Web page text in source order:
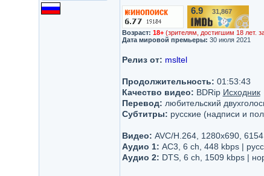
6.9/10 31,867
Возраст: 18+ (зрителям, достигшим 18 лет.
Дата мировой премьеры: 30 июля 2021
Релиз от: msltel
Продолжительность: 01:53:43
Качество видео: BDRip Исходник
Перевод: любительский
Субтитры: русские (надписи и
Видео: AVC/H.264, 1280x690,
Аудио 1: AC3, 6 ch, 448 kbps |
Аудио 2: DTS, 6 ch, 1509 kbps |